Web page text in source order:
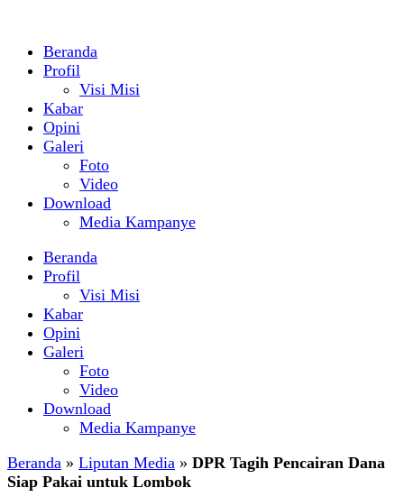
Beranda
Profil
Visi Misi
Kabar
Opini
Galeri
Foto
Video
Download
Media Kampanye
Beranda
Profil
Visi Misi
Kabar
Opini
Galeri
Foto
Video
Download
Media Kampanye
Beranda » Liputan Media » DPR Tagih Pencairan Dana
Siap Pakai untuk Lombok